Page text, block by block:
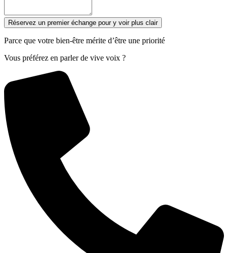
Réservez un premier échange pour y voir plus clair
Parce que votre bien-être mérite d’être une priorité
Vous préférez en parler de vive voix ?